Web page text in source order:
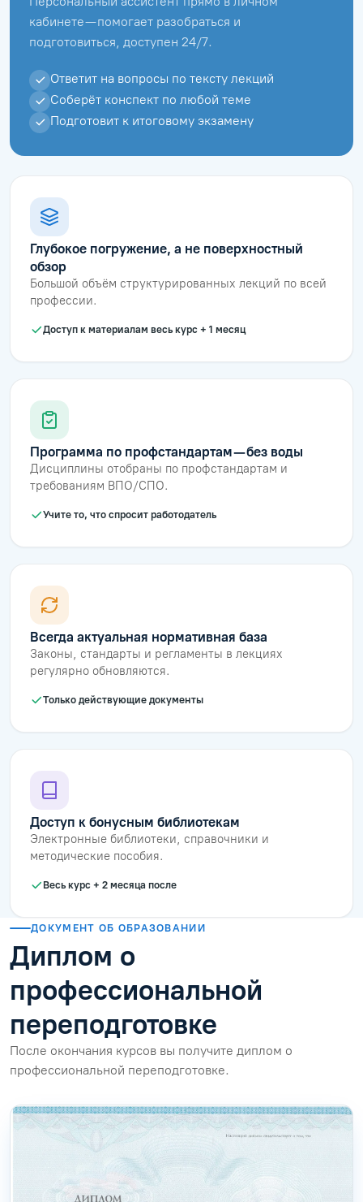
кабинете — помогает разобраться и
подготовиться, доступен 24/7.
Ответит на вопросы по тексту лекций
Соберёт конспект по любой теме
Подготовит к итоговому экзамену
Глубокое погружение, а не поверхностный
обзор
Большой объём структурированных лекций по всей
профессии.
Доступ к материалам весь курс + 1 месяц
Программа по профстандартам — без воды
Дисциплины отобраны по профстандартам и
требованиям ВПО/СПО.
Учите то, что спросит работодатель
Всегда актуальная нормативная база
Законы, стандарты и регламенты в лекциях
регулярно обновляются.
Только действующие документы
Доступ к бонусным библиотекам
Электронные библиотеки, справочники и
методические пособия.
Весь курс + 2 месяца после
ДОКУМЕНТ ОБ ОБРАЗОВАНИИ
Диплом о
профессиональной
переподготовке
После окончания курсов вы получите диплом о
профессиональной переподготовке.